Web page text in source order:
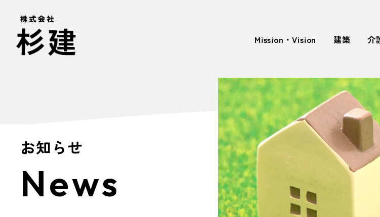
Mission・Vision 建築 介
お知らせ
News